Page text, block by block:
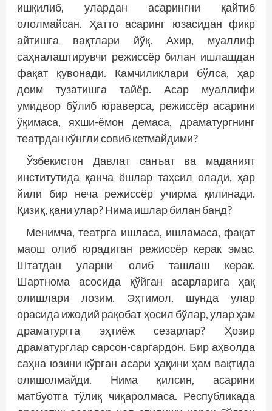
ишқилиб, улардан асарингни қайтиб
ололмайсан. Ҳатто асаринг юзасидан фикр
айтишга вақтлари йўқ. Ахир, муаллиф
саҳналаштирувчи режиссёр билан ишлашдан
фақат қувонади. Камчиликлари бўлса, ҳар
доим тузатишга тайёр. Асар муаллифи
умидвор бўлиб юраверса, режиссёр асарини
ўқимаса, яхши-ёмон демаса, драматургнинг
театрдан кўнгли совиб кетмайдими?
Ўзбекистон Давлат санъат ва маданият
институтида қанча ёшлар таҳсил олади, ҳар
йили бир неча режиссёр учирма қилинади.
Қизиқ, қани улар? Нима ишлар билан банд?
Менимча, театрга ишласа, ишламаса, фақат
маош олиб юрадиган режиссёр керак эмас.
Штатдан уларни олиб ташлаш керак.
Шартнома асосида қўйган асарларига ҳақ
олишлари лозим. Эҳтимол, шунда улар
орасида ижодий рақобат ҳосил бўлар, улар ҳам
драматургга эҳтиёж сезарлар? Ҳозир
драматурглар сарсон-саргардон. Бир аҳволда
саҳна юзини кўрган асари ҳақини ҳам вақтида
олишолмайди. Нима қилсин, асарини
матбуотга тўлиқ чиқаролмаса. Республикада